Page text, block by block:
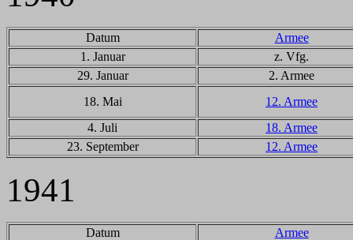
Datum
Armee
1. Januar
z. Vfg.
29. Januar
2. Armee
18. Mai
12. Armee
4. Juli
18. Armee
23. September
12. Armee
1941
Datum
Armee